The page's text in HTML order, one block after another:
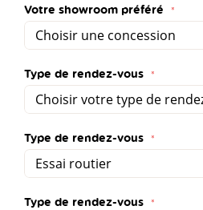
Votre showroom préféré
Type de rendez-vous
Type de rendez-vous
Type de rendez-vous